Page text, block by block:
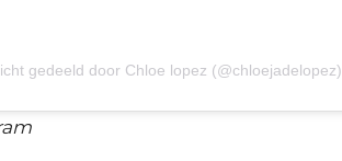
gedeeld door Chloe lopez (@chloejadelopez)